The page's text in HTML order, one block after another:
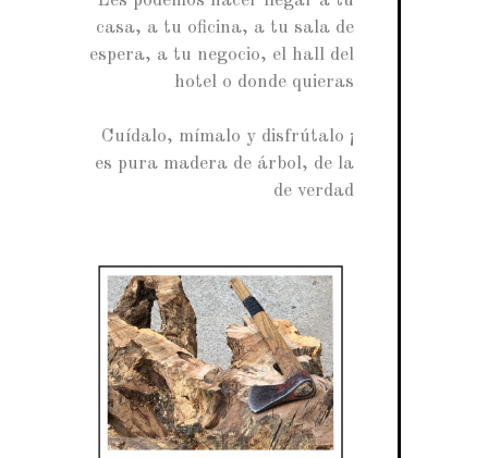
casa, a tu oficina, a tu sala de
espera, a tu negocio, el hall del
hotel o donde quieras
Cuídalo, mímalo y disfrútalo ¡
es pura madera de árbol, de la
de verdad